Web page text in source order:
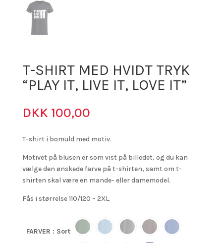
T-SHIRT MED HVIDT TRYK
“PLAY IT, LIVE IT, LOVE IT”
DKK 100,00
T-shirt i bomuld med motiv.
Motivet på blusen er som vist på billedet, og du kan
vælge den ønskede farve på t-shirten, samt om t-
shirten skal være en mande- eller damemodel.
Fås i størrelse 110/120 – 2XL.
FARVER : Sort